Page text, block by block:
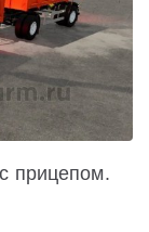
прицепом.